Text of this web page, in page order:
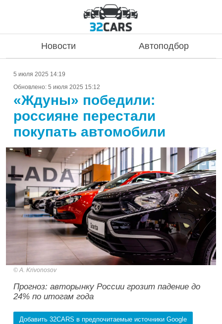
Новости Автоподбор
5 июля 2025 14:19
Обновлено: 5 июля 2025 15:12
«Ждуны» победили:
россияне перестали
покупать автомобили
A. Krivonosov
Прогноз: авторынку России грозит падение до
24% по итогам года
Добавить 32CARS в предпочитаемые источники Google